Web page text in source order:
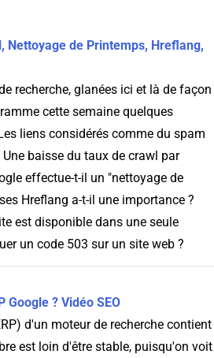
Nettoyage de Printemps, Hreflang,
recherche, glanées ici et là de façon
cette semaine quelques
liens considérés comme du spam
baisse du taux de crawl par
effectue-t-il un "nettoyage de
Hreflang a-t-il une importance ?
est disponible dans une seule
un code 503 sur un site web ?
Google ? Vidéo SEO
d'un moteur de recherche contient
est loin d'être stable, puisqu'on voit